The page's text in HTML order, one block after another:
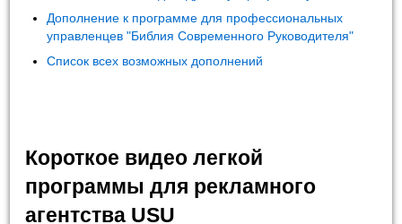
Дополнение к программе для профессиональных
управленцев "Библия Современного Руководителя"
Список всех возможных дополнений
Короткое видео легкой
программы для рекламного
агентства USU